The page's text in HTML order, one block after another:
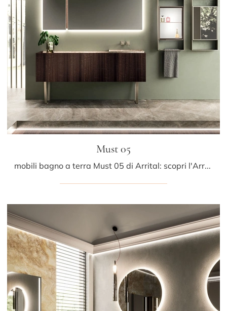
Must 05
mobili bagno a terra Must 05 di Arrital: scopri l'Arredo Bagno in legno design e arreda il tuo bagno.